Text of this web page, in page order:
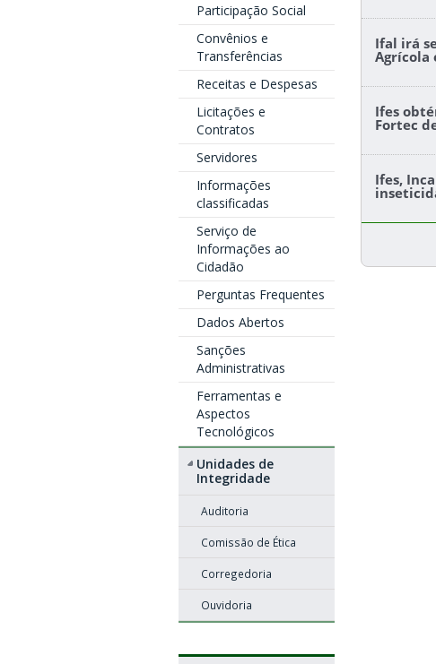
Participação Social
Convênios e
Transferências
Receitas e Despesas
Licitações e
Contratos
Servidores
Informações
classificadas
Serviço de
Informações ao
Cidadão
Perguntas Frequentes
Dados Abertos
Sanções
Administrativas
Ferramentas e
Aspectos
Tecnológicos
Unidades de
Integridade
Auditoria
Comissão de Ética
Corregedoria
Ouvidoria
Ifal irá
Agrícola
Ifes
Fortec
Ifes,